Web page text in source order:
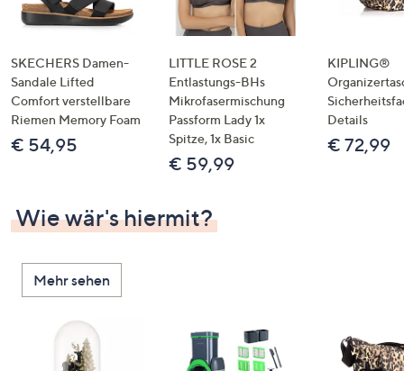
SKECHERS Damen-
Sandale Lifted
Comfort verstellbare
Riemen Memory Foam
€ 54,95
LITTLE ROSE 2
Entlastungs-BHs
Mikrofasermischung
Passform Lady 1x
Spitze, 1x Basic
€ 59,99
KIPLING®
Details
€ 72,99
Wie wär's hiermit?
Mehr sehen